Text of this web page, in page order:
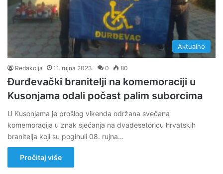
Aktualno
Redakcija 11. rujna 2023. 0 80
Đurđevački branitelji na komemoraciji u
Kusonjama odali počast palim suborcima
U Kusonjama je prošlog vikenda održana svečana
komemoracija u znak sjećanja na dvadesetoricu hrvatskih
branitelja koji su poginuli 08. rujna…
Pročitaj više